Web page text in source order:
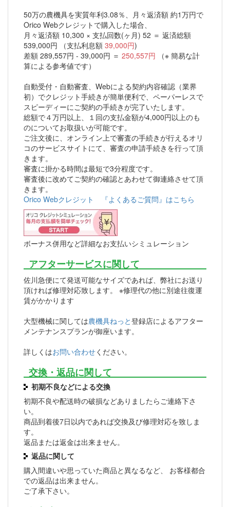
50万の農機具を実質年利3.08％、月々返済額 約1万円で
Orico Webクレジットで購入した場合、
月々返済額 10,300 × 支払回数(ヶ月) 52 ＝ 返済総額
539,000円 （支払利息額 39,000円)
差額 289,557円 - 39,000円 ＝ 250,557円 （※ 簡易な計
算による参考値です）
自動受付・自動審査、Webによる契約内容確認（業界
初）でクレジット手続きが簡単便利で、ペーパーレスで
スピーディーにご契約の手続きが完了いたします。
総額で４万円以上、１回の支払金額が4,000円以上のも
のについてお取扱いが可能です。
ご注文後に、オンライン上で審査の手続きが行えるオリ
コのサービスサイトにて、審査の申請手続きを行って頂
きます。
審査に掛かる時間は最短で3分程度です。
審査後に改めてご契約の確認とあわせて御連絡させて頂
きます。
Orico Webクレジット 『よくあるご質問』はこちら
ボーナス併用など詳細なお支払いシミュレーション
アフターサービスに関して
佐川急便にて発送可能なサイズであれば、弊社にお送り
頂ければ修理対応致します。 ※修理代の他に別途往復運
賃がかかります
大型機械に関しては農機具ねっと登録店によるアフター
メンテナンスプランが御座います。
詳しくはお問い合わせください。
交換・返品に関して
初期不良などによる交換
初期不良や配送時の破損などありましたらご連絡下さ
い。
商品到着後7日以内であれば交換及び修理対応を致しま
す。
返品または返金は出来ません。
返品に関して
購入間違いや思っていた商品と異なるなど、 お客様都合
での返品は出来ません。
ご了承下さい。